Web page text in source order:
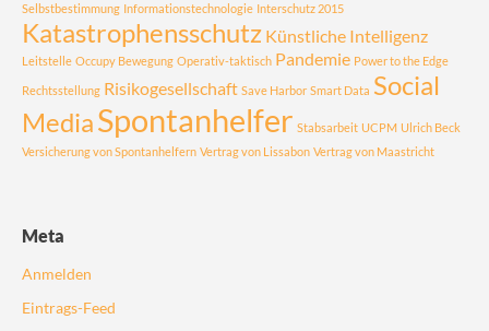
Selbstbestimmung Informationstechnologie Interschutz 2015
Katastrophensschutz Künstliche Intelligenz
Leitstelle Occupy Bewegung Operativ-taktisch Pandemie Power to the Edge
Rechtsstellung Risikogesellschaft Save Harbor Smart Data Social
MediaSpontanhelfer Stabsarbeit UCPM Ulrich Beck
Versicherung von Spontanhelfern Vertrag von Lissabon Vertrag von Maastricht
Meta
Anmelden
Eintrags-Feed